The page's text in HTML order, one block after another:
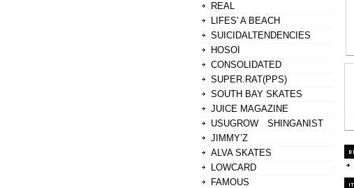
REAL
LIFES' A BEACH
SUICIDALTENDENCIES
HOSOI
CONSOLIDATED
SUPER.RAT(PPS)
SOUTH BAY SKATES
JUICE MAGAZINE
USUGROW SHINGANIST
JIMMY’Z
ALVA SKATES
LOWCARD
FAMOUS